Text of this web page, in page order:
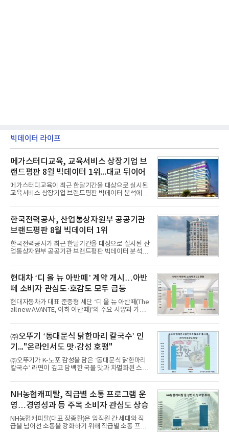
빅데이터 라이프
메가스터디교육, 교육서비스 상장기업 브
랜드평판 8월 빅데이터 1위...대교 뒤이어
메가스터디교육이 최근 한달기간을 대상으로 실시된
교육서비스 상장기업 브랜드평판 빅데이터 분석에서
일 한국기업평판연구소(소장 구창환)는 국내 교육서
비스 상장기업 브랜드를 대상으로 지난 7월 7일부터
8월 7일까지 수집된 소비자 빅데이터 10,074,233건
을 분석한 결과, 메가스터디교육이 브랜드평판지수
1,710,926을 기록하며 8월 1위에 올랐다고 밝혔다.
분석에 활용된 빅데이터는 지난 7월(9,491,206건) 대
비 6.14% 증가한 수치로, 교육서비스 상장기업 브랜
디교육, 대교, 디지
한국전력공사, 산업통상자원부 공공기관
브랜드평판 8월 빅데이터 1위
한국전력공사가 최근 한달기간을 대상으로 실시된 산
업통상자원부 공공기관 브랜드평판 빅데이터 분석에
이 순으로 뒤를 이었다.7일 한국기업평판연구소(소장
구창환)는 산업통상자원부 공공기관 41개 브랜드를
대상으로 지난 7월 7일부터 8월 7일까지 수집된 소비
자 빅데이터 91,102,549건을 분석한 결과, 한국전력
공사가 브랜드평판지수 10,670,633을 기록하며 8월
1위에 올랐다고 밝혔다. 분석에 활용된 빅데이터는 지
난 7월(88,893,823건) 대비 2.48% 증가한 수치다.연
수력원자력, 한국석
현대차 ‘디 올 뉴 아반떼’ 계약 개시…아반
떼 소비자 관심도·호감도 모두 급등
현대자동차가 대표 준중형 세단 ‘디 올 뉴 아반떼(The
all new AVANTE, 이하 아반떼)’의 주요 사양과 가격
떼는 6년 만에 선보이는 8세대 완전변경 모델로, ▲정
교한 선과 면을 중심으로 완성한 파격적인 디자인 ▲
과거 중형 세단 수준으로 확대된 차체 제원 ▲글로벌
최고 수준의 안전성 ▲성능과 효율을 동시에 높인 주
행 완성도 ▲첨단 편의 및 디지털 사양 적용 등을 통해
글로벌 준중형 세단의 새로운 기준을 세웠다.아반떼
는 가솔린 2.0과 1.6 하이브리드 두 가지 파워트레인
넘
㈜오뚜기 ‘동대문식 닭한마리 칼국수’ 인
기..."온라인서도 맛·감성 호평"
㈜오뚜기가 K-노포 감성을 담은 ‘동대문식 닭한마리
칼국수’ 라면이 깊고 담백한 국물 맛과 차별화된 스토
혔다.‘동대문식 닭한마리 칼국수’는 예상을 뛰어넘는
소비자 호응에 힘입어 지난 7월 13일 첫 선을 보인 지
단 18일 만에 누적 판매량 50만 개를 돌파하는 성과를
거두었다.이번 신제품은 개발진이 전국의 닭한마리
전문점을 직접 찾아 다니며 최적의 육수 비율을 완성
했다. 자극적이지 않으면서도 깊은 닭육수에 마늘의
개운한 풍미를 더했으며, 국물이 잘 배어들면서도 쫄
NH농협캐피탈, 직급별 소통 프로그램 운
영…경영성과 등 주목 소비자 관심도 상승
NH농협캐피탈(대표 장종환)은 임직원 간 세대와 직
급을 넘어선 소통을 강화하기 위해 직급별 소통 프로